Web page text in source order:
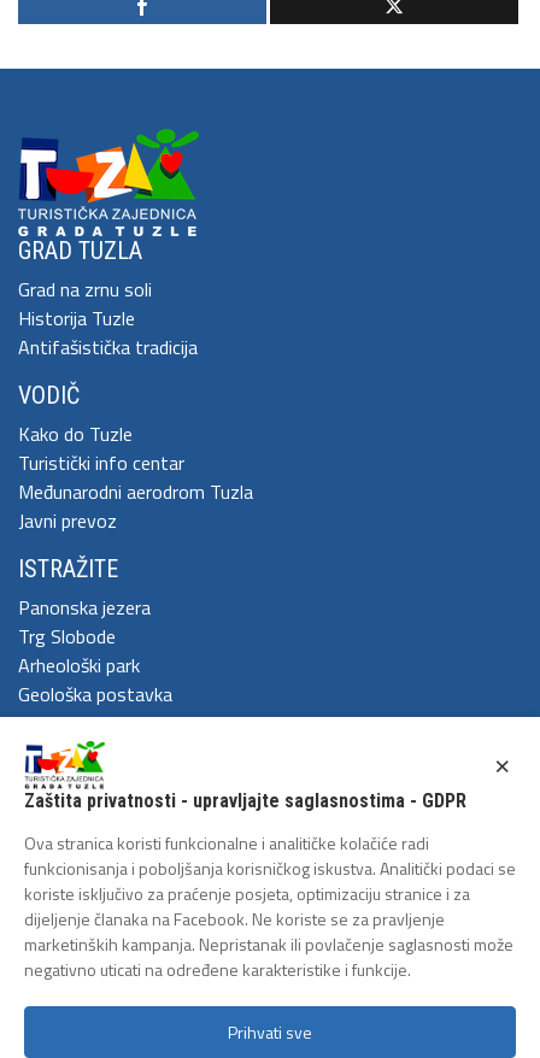
GRAD TUZLA
Grad na zrnu soli
Historija Tuzle
Antifašistička tradicija
VODIČ
Kako do Tuzle
Turistički info centar
Međunarodni aerodrom Tuzla
Javni prevoz
ISTRAŽITE
Panonska jezera
Trg Slobode
Arheološki park
Geološka postavka
DOŽIVITE
Festival Kaleidoskop
Cum Grano Salis
Ljeto u Tuzli
Tuzlanski polumaraton
Tuzlanska biciklijada
ZAŠTITA LIČNIH PODATAKA
Politika privatnosti
Zaštita privatnosti - upravljajte saglasnostima - GDPR
×
Ova stranica koristi funkcionalne i analitičke kolačiće radi
funkcionisanja i poboljšanja korisničkog iskustva. Analitički podaci se
koriste isključivo za praćenje posjeta, optimizaciju stranice i za
dijeljenje članaka na Facebook. Ne koriste se za pravljenje
marketinških kampanja. Nepristanak ili povlačenje saglasnosti može
negativno uticati na određene karakteristike i funkcije.
Prihvati sve